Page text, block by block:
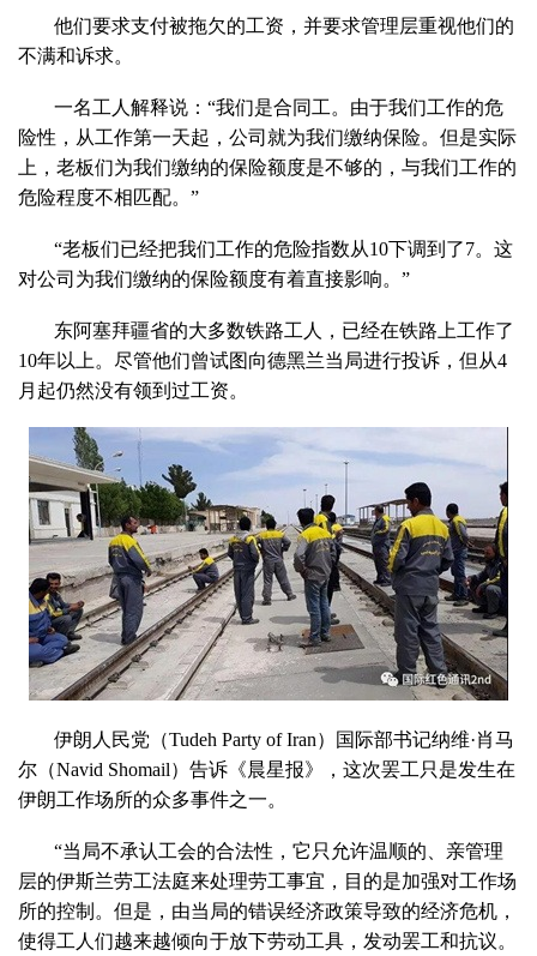
他们要求支付被拖欠的工资，并要求管理层重视他们的
不满和诉求。
一名工人解释说：“我们是合同工。由于我们工作的危
险性，从工作第一天起，公司就为我们缴纳保险。但是实际
上，老板们为我们缴纳的保险额度是不够的，与我们工作的
危险程度不相匹配。”
“老板们已经把我们工作的危险指数从10下调到了7。这
对公司为我们缴纳的保险额度有着直接影响。”
东阿塞拜疆省的大多数铁路工人，已经在铁路上工作了
10年以上。尽管他们曾试图向德黑兰当局进行投诉，但从4
月起仍然没有领到过工资。
伊朗人民党（Tudeh Party of Iran）国际部书记纳维·肖马
尔（Navid Shomail）告诉《晨星报》，这次罢工只是发生在
伊朗工作场所的众多事件之一。
“当局不承认工会的合法性，它只允许温顺的、亲管理
层的伊斯兰劳工法庭来处理劳工事宜，目的是加强对工作场
所的控制。但是，由当局的错误经济政策导致的经济危机，
使得工人们越来越倾向于放下劳动工具，发动罢工和抗议。